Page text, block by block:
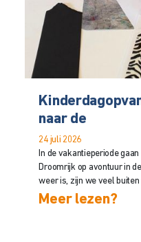
naar de
24 juli 2026
In de vakantieperiode
Droomrijk op avontuur in
weer is, zijn we veel buiten
Meer lezen?